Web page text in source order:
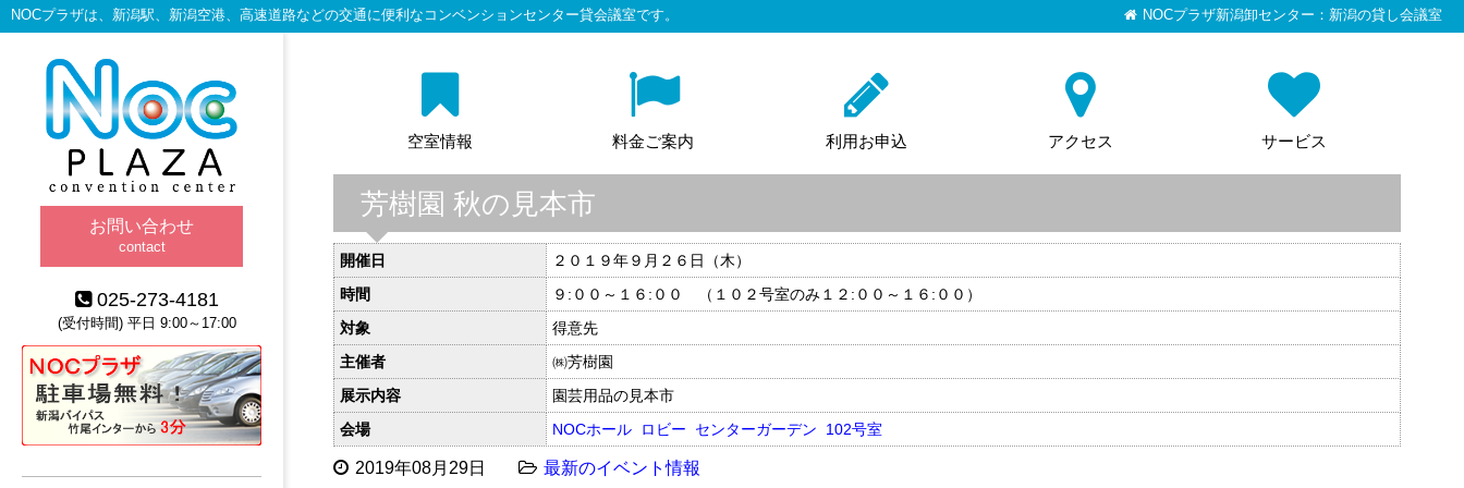
NOCプラザは、新潟駅、新潟空港、高速道路などの交通に便利なコンベンションセンター貸会議室です。 NOCプラザ新潟卸センター：新潟の貸し会議室
空室情報 料金ご案内 利用お申込 アクセス サービス
芳樹園 秋の見本市
開催日
２０１９年９月２６日（木）
時間
９:００～１６:００ （１０２号室のみ１２:００～１６:００）
対象
得意先
主催者
㈱芳樹園
展示内容
園芸用品の見本市
会場
NOCホール ロビー センターガーデン 102号室
2019年08月29日 最新のイベント情報
お問い合わせ
contact
025-273-4181
(受付時間) 平日 9:00～17:00